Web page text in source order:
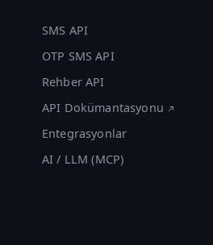
SMS API
OTP SMS API
Rehber API
API Dokümantasyonu
Entegrasyonlar
AI / LLM (MCP)